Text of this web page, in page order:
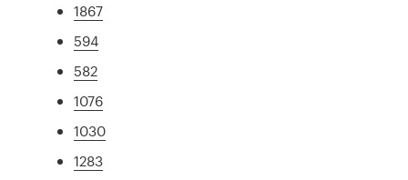
1867
594
582
1076
1030
1283